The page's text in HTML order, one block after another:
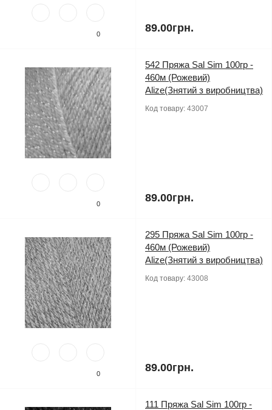
0 89.00грн.
0
542 Пряжа Sal Sim 100гр -
460м (Рожевий)
Alize(Знятий з виробництва)
Код товару: 43007
89.00грн.
0
295 Пряжа Sal Sim 100гр -
460м (Рожевий)
Alize(Знятий з виробництва)
Код товару: 43008
89.00грн.
111 Пряжа Sal Sim 100гр -